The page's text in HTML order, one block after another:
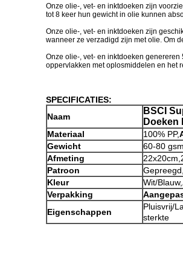
Onze olie-, vet- en inktdoeken zijn
tot 8 keer hun gewicht in olie kunnen
Onze olie-, vet- en inktdoeken zijn
wanneer ze verzadigd zijn met olie. Om
Onze olie-, vet- en inktdoeken
oppervlakken met oplosmiddelen en het
SPECIFICATIES:
Naam
BSCI
Doeken
Materiaal 100% PP,
Gewicht
60-80 gsm
Afmeting
Patroon
Gepreegd,
Kleur
Wit/Blauw,
Verpakking
Eigenschappen
Pluisvrij/
sterkte